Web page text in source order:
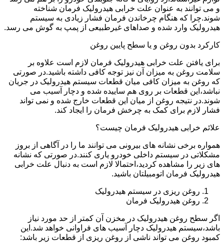
و می توانند به عنوان علت خرابی هیدرولیک فرمان شناخته
شوند.چرا که هنگام چرخاندن فرمان فشار زیادی به سیستم
هیدرولیک وارد شده و صداهای غیرطبیعی از پمپ به گوش می رسد.
کارکرد بدون روغن و یا سطح پایین روغن
برای یافتن علت خرابی هیدرولیک فرمان لازم است علاوه بر
سلامت روغن به میزان آن نیز توجه کافی داشته باشید.در صورتی
که روغن به میزان کافی میان قطعات سیستم هیدرولیک در جریان
نباشد،این قطعات بر روی هم ساییده شده و دچار آسیب می
شوند.در نتیجه روغن از میان این قطعات خارج شده و نمی تواند
فشار لازم برای کمک به چرخش فرمان را ایجاد کند.
علائم خرابی هیدرولیک فرمان چیست؟
همواره برخی نشانه های بیرونی می توانند ما را در آگاهی از بروز
مشکلاتی در سیستم داخلی خودرو یاری کنند.در صورتی که نشانه
های زیر را مشاهده کردید،احتمالا لازم است به دنبال علت خرابی
هیدرولیک فرمان اتومبیلتان باشید.
روغن ریزی در سیستم هیدرولیک
روغن هیدرولیک فرمان
اگر سطح روغن هیدرولیک در مخزن آن کمتر از حد مورد نیاز
باشد،سیستم هیدرولیک دچار آسیب های فراوانی خواهد شد.این
کمبود روغن می تواند ناشی از روغن ریزی از قطعات زیر باشد: